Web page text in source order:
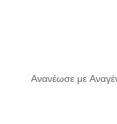
Ανανέωσε με